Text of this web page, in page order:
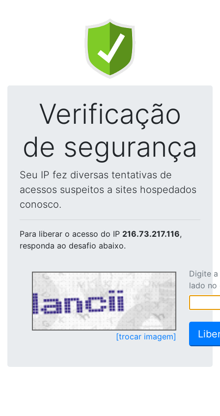
Verificação
de segurança
Seu IP fez diversas tentativas de
acessos suspeitos a sites hospedados
conosco.
Para liberar o acesso do IP 216.73.217.116,
responda ao desafio abaixo.
[trocar imagem]
Digite
lado no